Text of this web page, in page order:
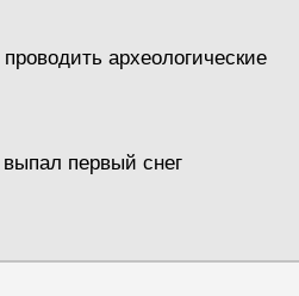
археологические
первый снег